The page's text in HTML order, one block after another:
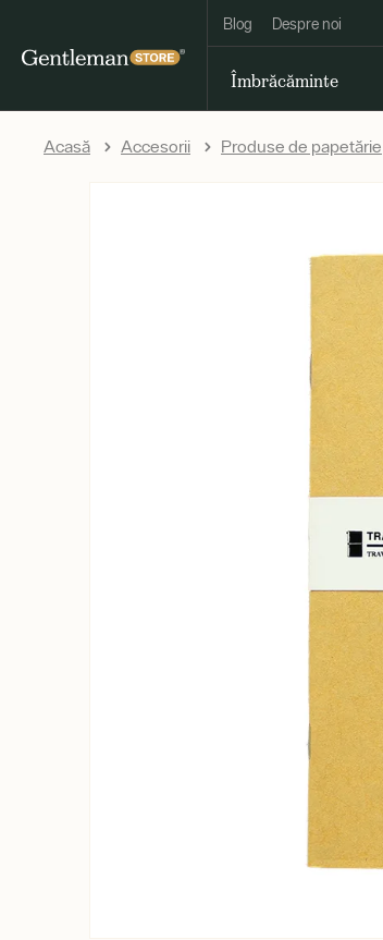
Blog Despre noi
Îmbrăcăminte
Acasă Accesorii Produse de papetărie